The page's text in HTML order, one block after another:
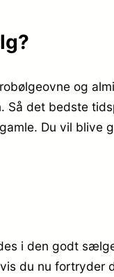
og
det bedste
Du vil blive
i den godt
du nu fortryder